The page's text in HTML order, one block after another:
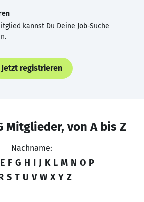
kannst Du Deine Job-Suche
Jetzt registrieren
Mitglieder, von A bis Z
Nachname:
E F G H I J K L M N O P
S T U V W X Y Z